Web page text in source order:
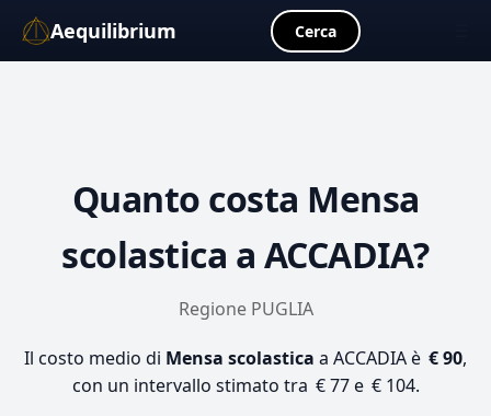
Aequilibrium Cerca
Quanto costa Mensa
scolastica a ACCADIA?
Regione PUGLIA
Il costo medio di Mensa scolastica a ACCADIA è € 90,
con un intervallo stimato tra € 77 e € 104.